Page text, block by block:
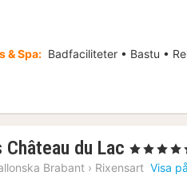
& Spa: Badfaciliteter • Bastu •
Château du Lac 1
natt
, 5 Stjärnor
Brabant › Rixensart Visa